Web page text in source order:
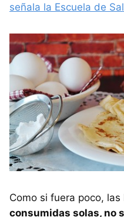
señala la Escuela de
Como si fuera poco,
consumidas solas, no